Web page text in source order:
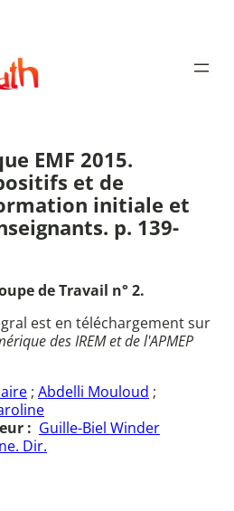
EMF 2015.
et de
initiale et
p. 139-
de Travail n° 2.
est en téléchargement sur
des IREM et de l'APMEP
; Abdelli Mouloud ;
: Guille-Biel Winder
Dir.